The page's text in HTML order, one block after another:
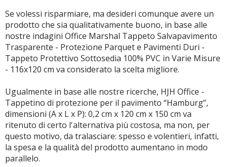
Se volessi risparmiare, ma desideri comunque avere un
prodotto che sia qualitativamente buono, in base alle
nostre indagini Office Marshal Tappeto Salvapavimento
Trasparente - Protezione Parquet e Pavimenti Duri -
Tappeto Protettivo Sottosedia 100% PVC in Varie Misure
- 116x120 cm va considerato la scelta migliore.
Ugualmente in base alle nostre ricerche, HJH Office -
Tappetino di protezione per il pavimento “Hamburg”,
dimensioni (A x L x P): 0,2 cm x 120 cm x 150 cm va
ritenuto di certo l'alternativa più costosa, ma non, per
questo motivo, da tralasciare: spesso e volentieri, infatti,
la spesa e la qualità del prodotto aumentano in modo
parallelo.